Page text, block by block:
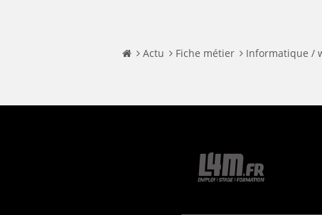
Actu Fiche métier Informatique /